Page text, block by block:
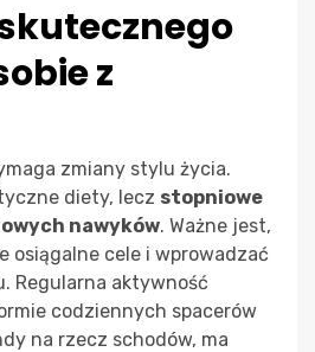
z
zmiany stylu życia.
diety, lecz stopniowe
nawyków. Ważne jest,
osiągalne cele i wprowadzać
Regularna aktywność
codziennych spacerów
na rzecz schodów, ma